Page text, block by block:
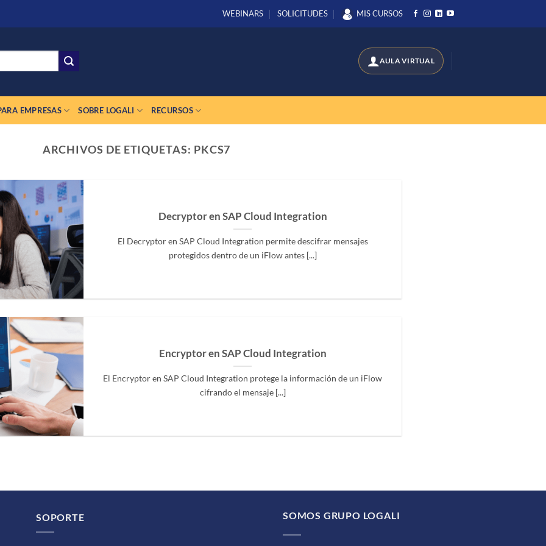
WEBINARS SOLICITUDES MIS CURSOS
EMPRESAS SOBRE LOGALI RECURSOS
ARCHIVOS DE ETIQUETAS: PKCS7
Decryptor en SAP Cloud Integration
El Decryptor en SAP Cloud Integration permite descifrar mensajes
protegidos dentro de un iFlow antes [...]
Encryptor en SAP Cloud Integration
El Encryptor en SAP Cloud Integration protege la información de un iFlow
cifrando el mensaje [...]
SOPORTE SOMOS GRUPO LOGALI